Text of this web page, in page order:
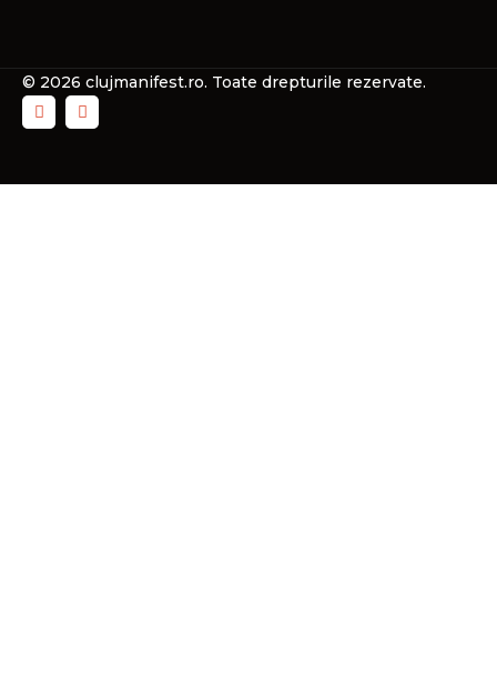
© 2026 clujmanifest.ro. Toate drepturile rezervate.